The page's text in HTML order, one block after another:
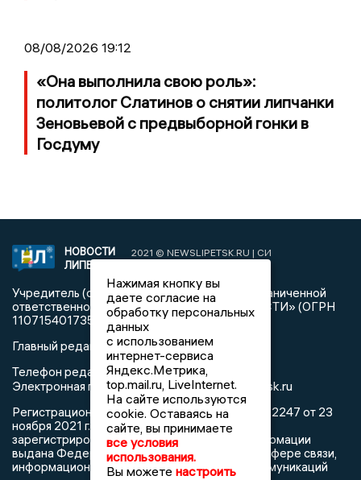
08/08/2026 19:12
«Она выполнила свою роль»:
политолог Слатинов о снятии липчанки
Зеновьевой с предвыборной гонки в
Госдуму
НОВОСТИ
ЛИПЕЦКА
2021 © NEWSLIPETSK.RU | СИ
Учредитель (соучредители): Общество с ограниченной
ответственностью «РЕГИОНАЛЬНЫЕ НОВОСТИ» (ОГРН
1107154017354)
Главный редактор: Герцог Е.Г.
Телефон редакции: +7 903 699 9427
Электронная почта редакции:info@newslipetsk.ru
Регистрационный номер: серия Эл № ФС77-82247 от 23
ноября 2021 г. согласно выписке из реестра
зарегистрированных средств массовой информации
выдана Федеральной службой по надзору в сфере связи,
информационных технологий и массовых коммуникаций
Нажимая кнопку вы
даете согласие на
обработку персональных
данных
с использованием
интернет-сервиса
Яндекс.Метрика,
top.mail.ru, LiveInternet.
На сайте используются
cookie. Оставаясь на
сайте, вы принимаете
все условия
использования.
Вы можете настроить